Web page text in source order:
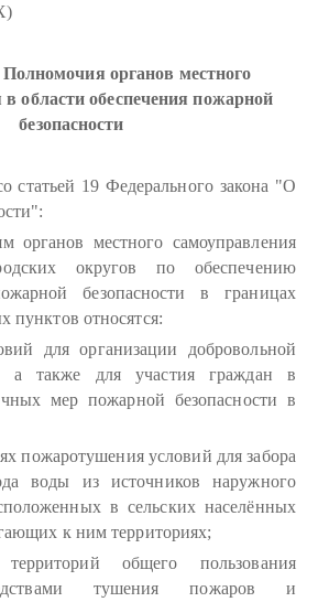
органов местного
области обеспечения пожарной
безопасности
статьей 19 Федерального закона "О
органов местного самоуправления
округов по обеспечению
безопасности в границах
пунктов относятся:
для организации добровольной
а также для участия граждан в
мер пожарной безопасности в
пожаротушения условий для забора
воды из источников наружного
в сельских населённых
к ним территориях;
общего пользования
тушения пожаров и